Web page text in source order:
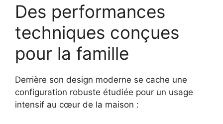
Des performances
techniques conçues
pour la famille
Derrière son design moderne se cache une
configuration robuste étudiée pour un usage
intensif au cœur de la maison :